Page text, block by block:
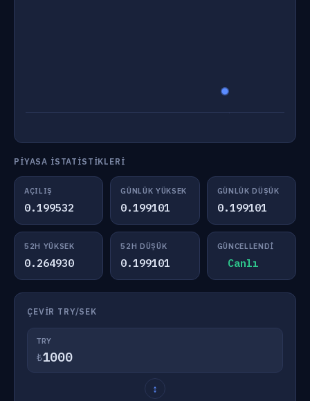
PIYASA İSTATISTIKLERI
AÇILIŞ
0.199532
GÜNLÜK YÜKSEK
0.199101
GÜNLÜK DÜŞÜK
0.199101
52H YÜKSEK
0.264930
52H DÜŞÜK
0.199101
GÜNCELLENDI
Canlı
ÇEVIR TRY/SEK
TRY
₺
↕